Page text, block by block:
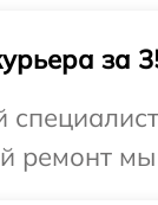
за
ремонт мы